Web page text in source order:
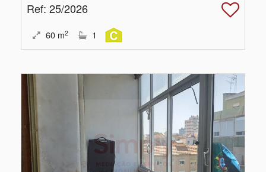
Ref: 25/2026
60 m2 1